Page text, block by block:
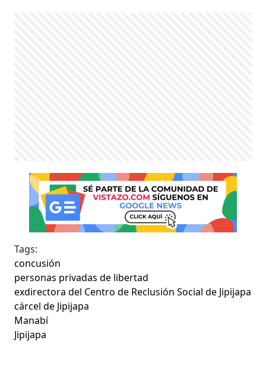
Tags:
concusión
personas privadas de libertad
exdirectora del Centro de Reclusión Social de Jipijapa
cárcel de Jipijapa
Manabí
Jipijapa